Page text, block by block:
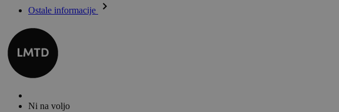
Ostale informacije
Ni na voljo